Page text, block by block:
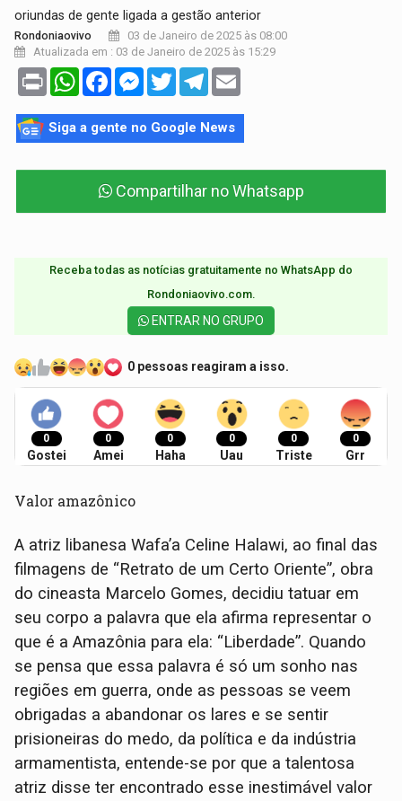
oriundas de gente ligada a gestão anterior
Rondoniaovivo
03 de Janeiro de 2025 às 08:00
Atualizada em : 03 de Janeiro de 2025 às 15:29
Print WhatsAppFacebookMessenger
TwitterTelegram
Siga a gente no Google News
Compartilhar no Whatsapp
Receba todas as notícias gratuitamente no WhatsApp do
Rondoniaovivo.com.​
ENTRAR NO GRUPO
0 pessoas reagiram a isso.
0
Gostei
0
Amei
0
Haha
0
Uau
0
Triste
0
Grr
Valor amazônico
A atriz libanesa Wafa’a Celine Halawi, ao final das
filmagens de “Retrato de um Certo Oriente”, obra
do cineasta Marcelo Gomes, decidiu tatuar em
seu corpo a palavra que ela afirma representar o
que é a Amazônia para ela: “Liberdade”. Quando
se pensa que essa palavra é só um sonho nas
regiões em guerra, onde as pessoas se veem
obrigadas a abandonar os lares e se sentir
prisioneiras do medo, da política e da indústria
armamentista, entende-se por que a talentosa
atriz disse ter encontrado esse inestimável valor